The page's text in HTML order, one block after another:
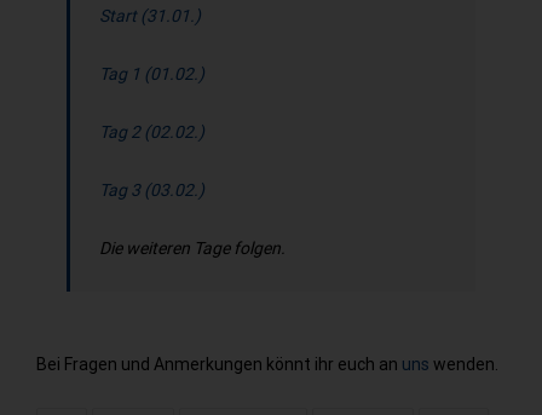
Start (31.01.)
Tag 1 (01.02.)
Tag 2 (02.02.)
Tag 3 (03.02.)
Die weiteren Tage folgen.
Bei Fragen und Anmerkungen könnt ihr euch an uns wenden.